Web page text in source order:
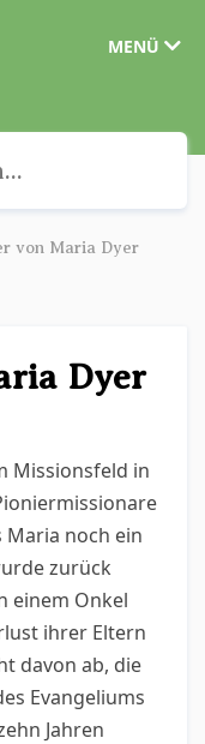
MENÜ
von Maria Dyer
Dyer
Missionsfeld in
Maria noch ein
zurück
einem Onkel
ihrer Eltern
davon ab, die
Evangeliums
Jahren